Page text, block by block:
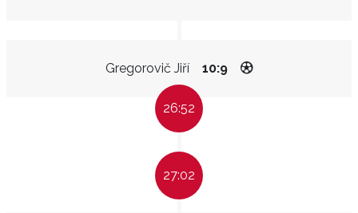
Gregorovič Jiří 10:9
26:52
27:02